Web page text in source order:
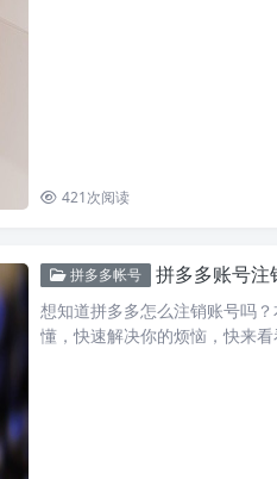
421次阅读
拼多多帐号 拼多多账号注
想知道拼多多怎么注销账号吗
懂，快速解决你的烦恼，快来看